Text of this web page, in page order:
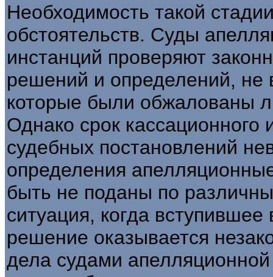
Необходимость такой
обстоятельств. Суды
инстанций проверяют
решений и определений, не
которые были обжалованы
Однако срок
судебных постановлений
определения
быть не поданы по
ситуация, когда
решение оказывается
дела судами